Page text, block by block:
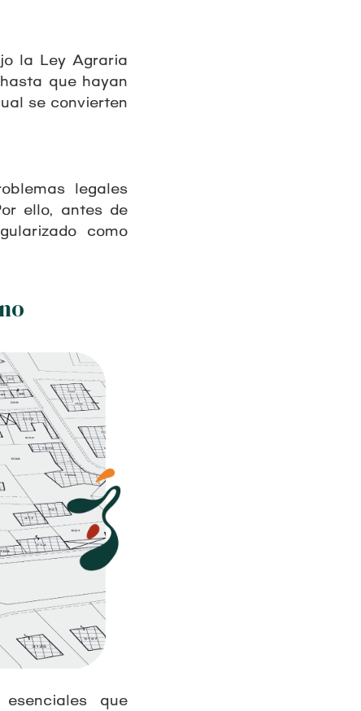
la Ley Agraria
que hayan
se convierten
legales
ello, antes de
como
que